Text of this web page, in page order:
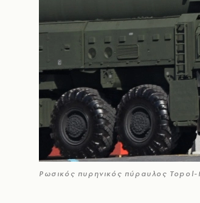
Ρωσικός πυρηνικός πύραυλος Topol-